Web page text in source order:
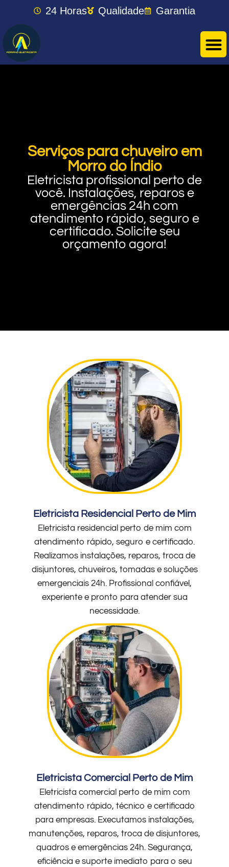
24 Horas Qualidade Garantia
Serviços para chuveiro em
Morro do Índio
Eletricista profissional perto de
você. Instalações, reparos e
emergências 24h com
atendimento rápido, seguro e
certificado. Solicite seu
orçamento agora!
Eletricista Residencial Perto de Mim
Eletricista residencial perto de mim com
atendimento rápido, seguro e certificado.
Realizamos instalações, reparos, troca de
disjuntores, chuveiros, tomadas e soluções
emergenciais 24h. Profissional confiável,
experiente e pronto para atender sua
necessidade.
Eletricista Comercial Perto de Mim
Eletricista comercial perto de mim com
atendimento rápido, técnico e certificado
para empresas. Executamos instalações,
manutenções, reparos, troca de disjuntores,
quadros e emergências 24h. Segurança,
eficiência e suporte imediato para o seu